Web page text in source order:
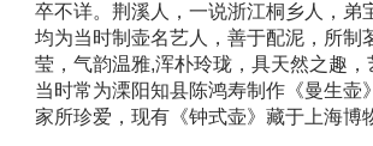
卒不详。荆溪人，一说浙江桐乡人，弟
均为当时制壶名艺人，善于配泥，所制
莹，气韵温雅,浑朴玲珑，具天然之趣，
当时常为溧阳知县陈鸿寿制作《曼生壶
家所珍爱，现有《钟式壶》藏于上海博